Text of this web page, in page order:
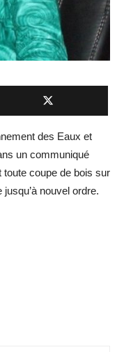
des Eaux et
un communiqué
toute coupe de bois sur
nouvel ordre.